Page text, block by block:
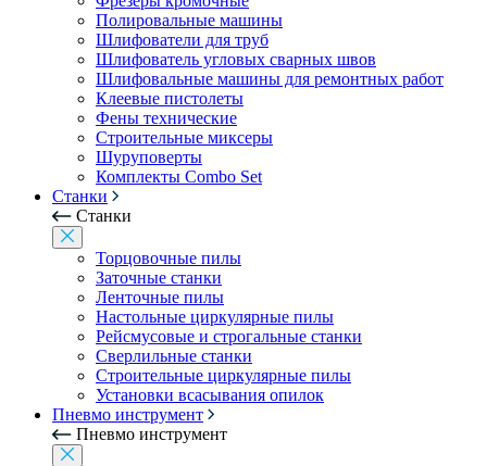
Полировальные машины
Шлифователи для труб
Шлифователь угловых сварных швов
Шлифовальные машины для ремонтных работ
Клеевые пистолеты
Фены технические
Строительные миксеры
Шуруповерты
Комплекты Combo Set
Станки
Станки
Торцовочные пилы
Заточные станки
Ленточные пилы
Настольные циркулярные пилы
Рейсмусовые и строгальные станки
Сверлильные станки
Строительные циркулярные пилы
Установки всасывания опилок
Пневмо инструмент
Пневмо инструмент